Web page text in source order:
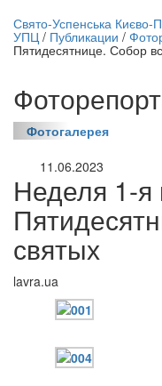
трансляция | 12
Свято-Успенська Києво-
УПЦ / Публикации /
Пятидесятнице. Собор
Фотогалерея
11.06.2023
Неделя 1-я
святых
lavra.ua